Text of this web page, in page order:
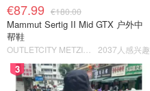
€87.99 €180.00
Mammut Sertig II Mid GTX 户外中
帮鞋
2037人感兴趣
3